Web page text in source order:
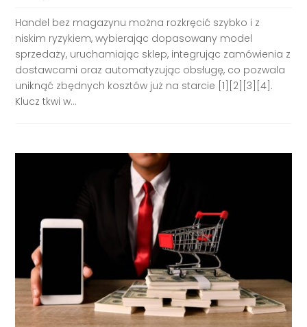
Handel bez magazynu można rozkręcić szybko i z
niskim ryzykiem, wybierając dopasowany model
sprzedaży, uruchamiając sklep, integrując zamówienia z
dostawcami oraz automatyzując obsługę, co pozwala
uniknąć zbędnych kosztów już na starcie [1][2][3][4].
Klucz tkwi w...